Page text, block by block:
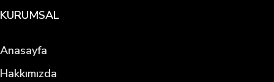
KURUMSAL
Anasayfa
Hakkımızda